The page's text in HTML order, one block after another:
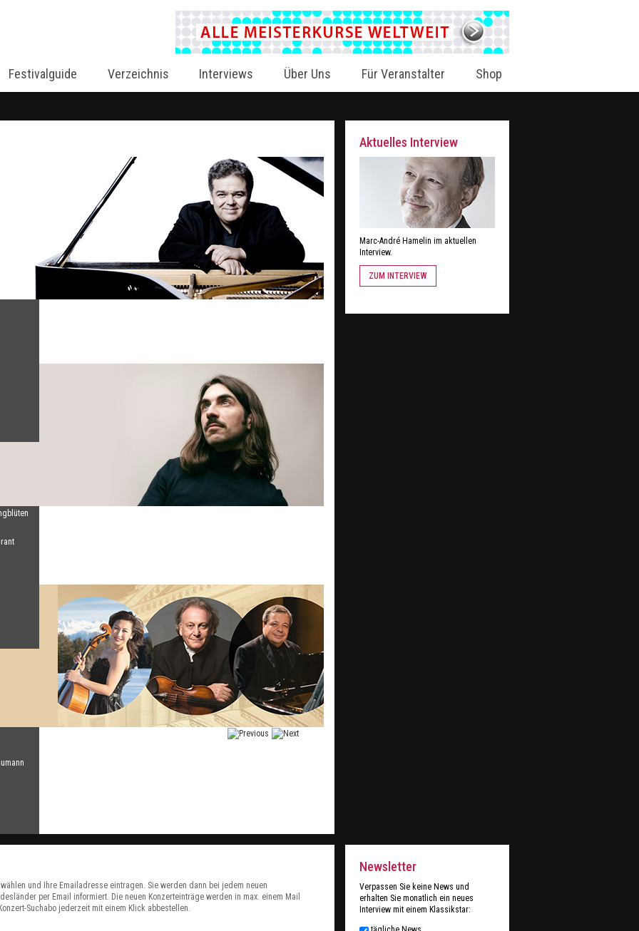
Festivalguide Verzeichnis Interviews Über Uns Für Veranstalter Shop
Aktuelles Interview
Marc-André Hamelin im aktuellen
Interview.
ZUM INTERVIEW
und Ihre Emailadresse eintragen. Sie werden dann bei jedem neuen
per Email informiert. Die neuen Konzerteinträge werden in max. einem Mail
Suchabo jederzeit mit einem Klick abbestellen.
Newsletter
Verpassen Sie keine News und
erhalten Sie monatlich ein neues
Interview mit einem Klassikstar: